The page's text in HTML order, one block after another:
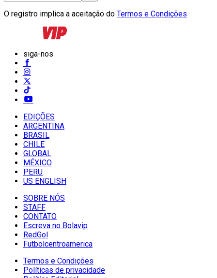
O registro implica a aceitação do Termos e Condições
siga-nos
EDIÇÕES
ARGENTINA
BRASIL
CHILE
GLOBAL
MÉXICO
PERU
US ENGLISH
SOBRE NÓS
STAFF
CONTATO
Escreva no Bolavip
RedGol
Futbolcentroamerica
Termos e Condições
Políticas de privacidade